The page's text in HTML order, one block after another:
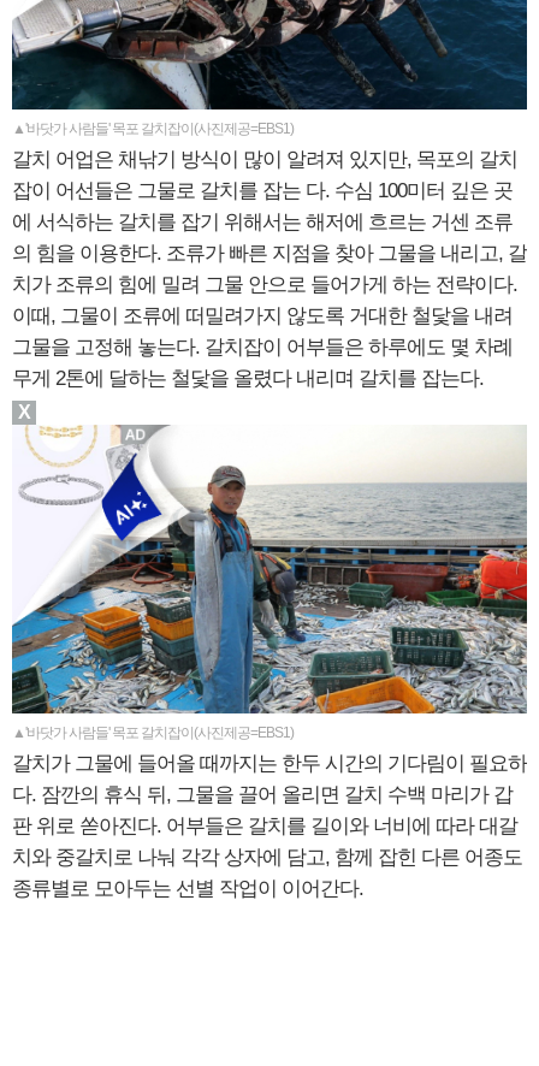
▲'바닷가 사람들' 목포 갈치잡이(사진제공=EBS1)
갈치 어업은 채낚기 방식이 많이 알려져 있지만, 목포의 갈치
잡이 어선들은 그물로 갈치를 잡는 다. 수심 100미터 깊은 곳
에 서식하는 갈치를 잡기 위해서는 해저에 흐르는 거센 조류
의 힘을 이용한다. 조류가 빠른 지점을 찾아 그물을 내리고, 갈
치가 조류의 힘에 밀려 그물 안으로 들어가게 하는 전략이다.
이때, 그물이 조류에 떠밀려가지 않도록 거대한 철닻을 내려
그물을 고정해 놓는다. 갈치잡이 어부들은 하루에도 몇 차례
무게 2톤에 달하는 철닻을 올렸다 내리며 갈치를 잡는다.
▲'바닷가 사람들' 목포 갈치잡이(사진제공=EBS1)
갈치가 그물에 들어올 때까지는 한두 시간의 기다림이 필요하
다. 잠깐의 휴식 뒤, 그물을 끌어 올리면 갈치 수백 마리가 갑
판 위로 쏟아진다. 어부들은 갈치를 길이와 너비에 따라 대갈
치와 중갈치로 나눠 각각 상자에 담고, 함께 잡힌 다른 어종도
종류별로 모아두는 선별 작업이 이어간다.
X